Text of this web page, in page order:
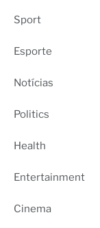
Sport
Esporte
Notícias
Politics
Health
Entertainment
Cinema